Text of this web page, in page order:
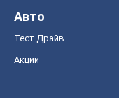
Авто
Тест Драйв
Акции